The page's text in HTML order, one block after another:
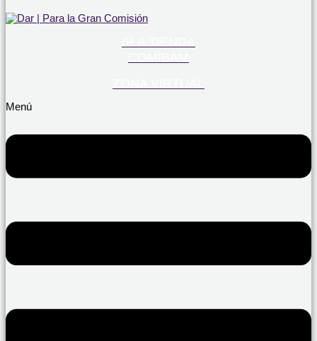
Menú